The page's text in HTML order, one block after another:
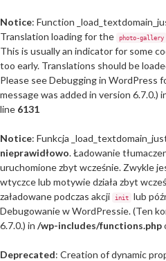
Notice: Function
Translation loading for the
photo-gallery
This is usually an indicator for some
too early. Translations should be
Please seeDebugging in WordPress
message was added in version 6.7.0.)
line 6131
Notice: Funkcja
nieprawidłowo. Ładowanie
uruchomione zbyt wcześnie. Zwykle
wtyczce lub motywie działa zbyt
załadowane podczas akcji
init
lub
Debugowanie w WordPressie. (Ten
6.7.0.) in /wp-includes/functions.php
Deprecated: Creation of dynamic